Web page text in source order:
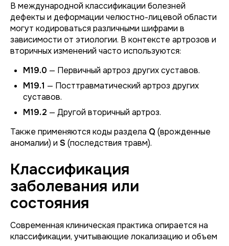
В международной классификации болезней
дефекты и деформации челюстно-лицевой области
могут кодироваться различными шифрами в
зависимости от этиологии. В контексте артрозов и
вторичных изменений часто используются:
M19.0 — Первичный артроз других суставов.
M19.1 — Посттравматический артроз других
суставов.
M19.2 — Другой вторичный артроз.
Также применяются коды раздела Q (врожденные
аномалии) и S (последствия травм).
Классификация
заболевания или
состояния
Современная клиническая практика опирается на
классификации, учитывающие локализацию и объем